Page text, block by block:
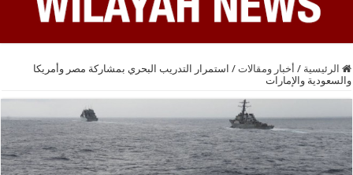
الرئيسية / أخبار ومقالات / استمرار التدريب البحري بمشاركة مصر وأمريكا
والسعودية والإمارات